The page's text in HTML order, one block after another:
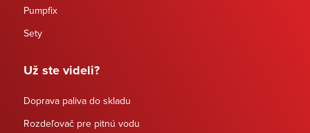
Pumpfix
Sety
Už ste videli?
Doprava paliva do skladu
Rozdeľovač pre pitnú vodu